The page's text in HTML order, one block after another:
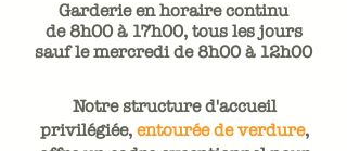
Garderie en horaire continu
de8h00 à 17h00, tous les jours
sauf le mercredi de 8h00 à 12h00
Notre structure d'accueil
privilégiée, entourée de verdure,